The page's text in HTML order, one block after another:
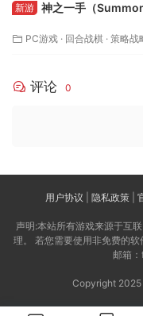
新游 神之一手（
PC游戏 · 回合战棋 · 策略战
评论 0
用户协议 隐私政策|
声明:本站所有游戏来源于互
理。 若您需要使用非免费的
邮箱
Copyright